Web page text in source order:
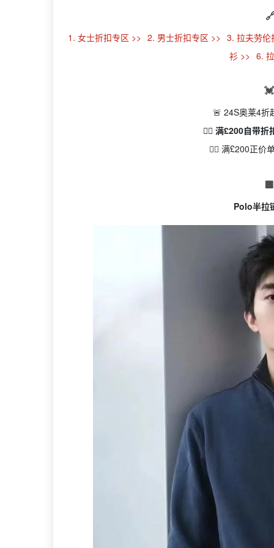
1. 女士折扣专区 >> 2. 男士折扣专区 >> 3. 拉夫劳伦
衫 >> 6.
🚨 24S奥莱4
👉🏻 满£200自带
👉🏻 满£200正
Polo半拉